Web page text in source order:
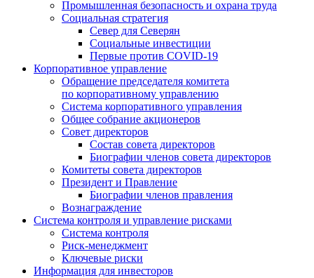
Промышленная безопасность и охрана труда
Социальная стратегия
Север для Северян
Социальные инвестиции
Первые против COVID‑19
Корпоративное управление
Обращение председателя комитета
по корпоративному управлению
Система корпоративного управления
Общее собрание акционеров
Совет директоров
Состав совета директоров
Биографии членов совета директоров
Комитеты совета директоров
Президент и Правление
Биографии членов правления
Вознаграждение
Система контроля и управление рисками
Система контроля
Риск-менеджмент
Ключевые риски
Информация для инвесторов